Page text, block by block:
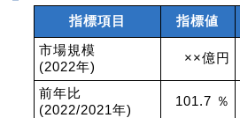
指標項目 指標値
市場規模
(2022年)
××億円
前年比
(2022/2021年)
101.7 ％